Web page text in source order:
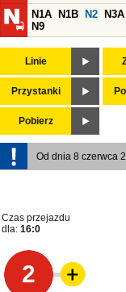
N1A
N1B N2 N3A
N9
Linie
Przystanki
Pobierz
Od dnia 8 czerwca
Czas przejazdu
dla: 16:0
2